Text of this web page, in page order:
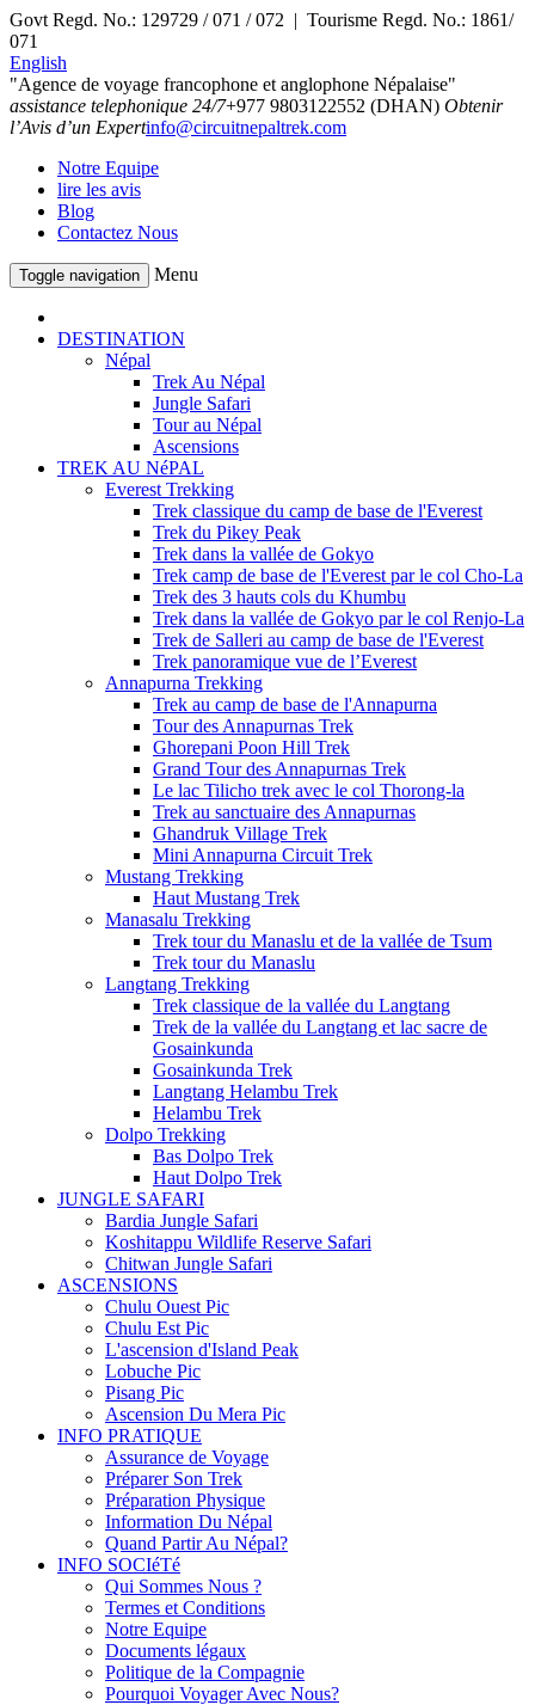
Govt Regd. No.: 129729 / 071 / 072 | Tourisme Regd. No.: 1861/
071
English
"Agence de voyage francophone et anglophone Népalaise"
assistance telephonique 24/7+977 9803122552 (DHAN) Obtenir
l’Avis d’un Expertinfo@circuitnepaltrek.com
Notre Equipe
lire les avis
Blog
Contactez Nous
Toggle navigation Menu
DESTINATION
Népal
Trek Au Népal
Jungle Safari
Tour au Népal
Ascensions
TREK AU NéPAL
Everest Trekking
Trek classique du camp de base de l'Everest
Trek du Pikey Peak
Trek dans la vallée de Gokyo
Trek camp de base de l'Everest par le col Cho-La
Trek des 3 hauts cols du Khumbu
Trek dans la vallée de Gokyo par le col Renjo-La
Trek de Salleri au camp de base de l'Everest
Trek panoramique vue de l’Everest
Annapurna Trekking
Trek au camp de base de l'Annapurna
Tour des Annapurnas Trek
Ghorepani Poon Hill Trek
Grand Tour des Annapurnas Trek
Le lac Tilicho trek avec le col Thorong-la
Trek au sanctuaire des Annapurnas
Ghandruk Village Trek
Mini Annapurna Circuit Trek
Mustang Trekking
Haut Mustang Trek
Manasalu Trekking
Trek tour du Manaslu et de la vallée de Tsum
Trek tour du Manaslu
Langtang Trekking
Trek classique de la vallée du Langtang
Trek de la vallée du Langtang et lac sacre de
Gosainkunda
Gosainkunda Trek
Langtang Helambu Trek
Helambu Trek
Dolpo Trekking
Bas Dolpo Trek
Haut Dolpo Trek
JUNGLE SAFARI
Bardia Jungle Safari
Koshitappu Wildlife Reserve Safari
Chitwan Jungle Safari
ASCENSIONS
Chulu Ouest Pic
Chulu Est Pic
L'ascension d'Island Peak
Lobuche Pic
Pisang Pic
Ascension Du Mera Pic
INFO PRATIQUE
Assurance de Voyage
Préparer Son Trek
Préparation Physique
Information Du Népal
Quand Partir Au Népal?
INFO SOCIéTé
Qui Sommes Nous ?
Termes et Conditions
Notre Equipe
Documents légaux
Politique de la Compagnie
Pourquoi Voyager Avec Nous?